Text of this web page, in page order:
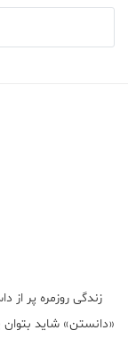
زندگی روزمره پر
«دانستن» شاید بتوان